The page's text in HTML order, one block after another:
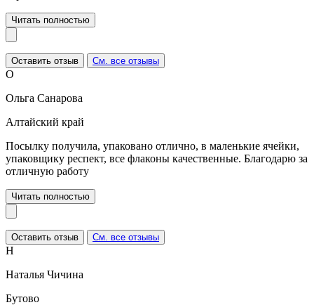
Читать полностью
Оставить отзыв См. все отзывы
О
Ольга Санарова
Алтайский край
Посылку получила, упаковано отлично, в маленькие ячейки,
упаковщику респект, все флаконы качественные. Благодарю за
отличную работу
Читать полностью
Оставить отзыв См. все отзывы
Н
Наталья Чичина
Бутово